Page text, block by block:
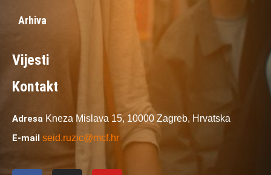
Arhiva
Vijesti
Kontakt
Adresa Kneza Mislava 15, 10000 Zagreb, Hrvatska
E-mail seid.ruzic@mcf.hr